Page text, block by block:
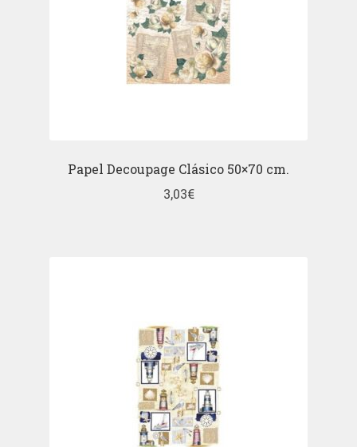
Papel Decoupage Clásico 50×70 cm.
3,03€